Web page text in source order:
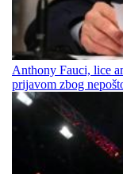
Anthony Fauci, lice
prijavom zbog